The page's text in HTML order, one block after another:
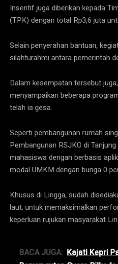
Insentif juga diberikan kepada
(TPK) dengan total Rp3,6 juta
Selain penyerahan bantuan,
silahturahmi antara pemerintah
Dalam kesempatan tersebut
menyampaikan beberapa
telah ia gesa.
Seperti pembangunan rumah
Pembangunan RSJKO di
mahasiswa dengan berbasis
modal UMKM dengan bunga 0
Khusus di Lingga, sudah
laut, untuk memaksimalkan
keperluan rujukan masyarakat
BACA JUGA: Kajati Kepri